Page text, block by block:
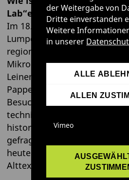
Lab“entstanden?
Im 18. Jahrhundert
Lumpensammler*innen
regionalen Papiermühlen
Mikroorganismen im
Leinen zu zerfasern, sodass
Pappe hergestellt werden
Besuch der Papiermühle in
technischen Museum,
historischen Prozess
gefragt: Welche Rolle
heute spielen, um lokale
Alttextilien zu schließen?
der Weitergabe von
Dritte einverstanden
Weitere
in unserer
ALLE
ALLEN
Vimeo